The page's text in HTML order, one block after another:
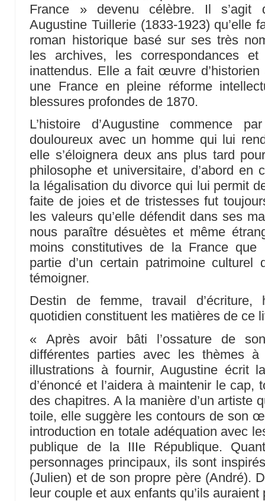
France » devenu célèbre. Il s’agit
Augustine Tuillerie (1833-1923) qu’elle
roman historique basé sur ses très
les archives, les correspondances
inattendus. Elle a fait œuvre
une France en pleine réforme
blessures profondes de 1870.
L’histoire d’Augustine commence
douloureux avec un homme qui lui
elle s’éloignera deux ans plus tard
philosophe et universitaire, d’abord en
la légalisation du divorce qui lui permit
faite de joies et de tristesses fut
les valeurs qu’elle défendit dans ses
nous paraître désuètes et même
moins constitutives de la France que
partie d’un certain patrimoine culturel
témoigner.
Destin de femme, travail d’écriture,
quotidien constituent les matières de ce
« Après avoir bâti l’ossature de
différentes parties avec les thèmes
illustrations à fournir, Augustine écrit
d’énoncé et l’aidera à maintenir le
des chapitres. A la manière d’un artiste
toile, elle suggère les contours de son
introduction en totale adéquation avec
publique de la IIIe République.
personnages principaux, ils sont
(Julien) et de son propre père (André).
leur couple et aux enfants qu’ils auraient